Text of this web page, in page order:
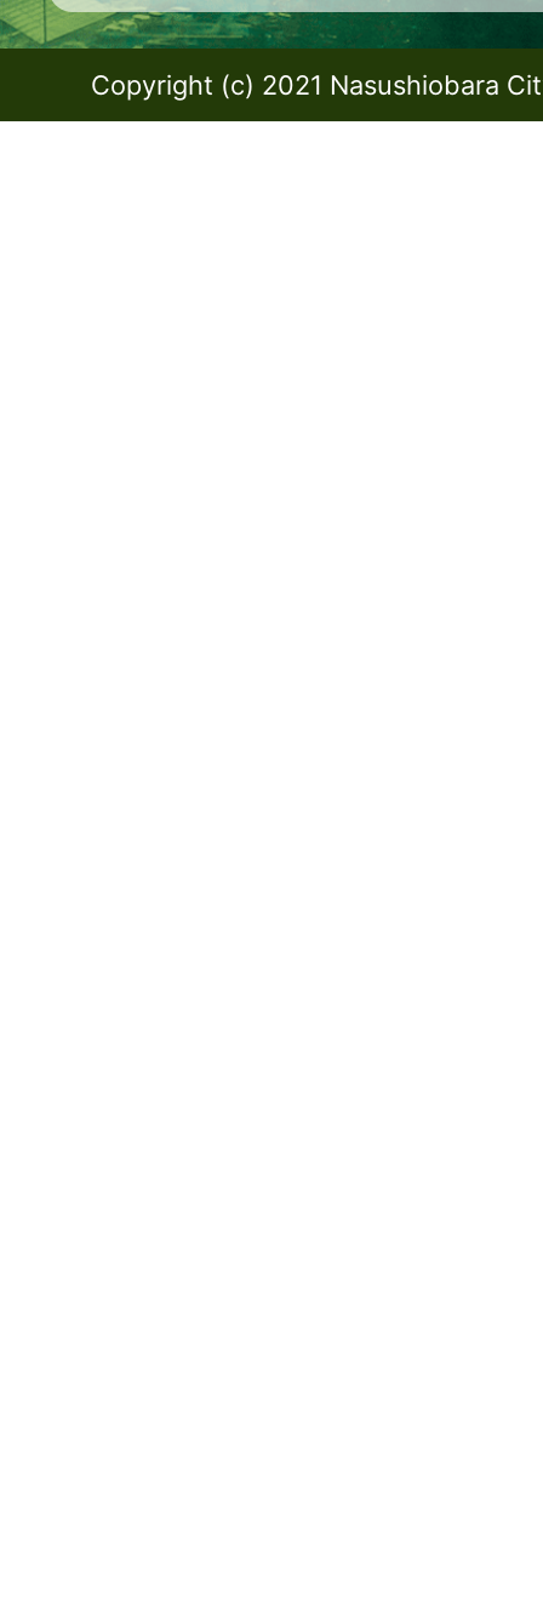
Copyright (c) 2021 Nasushiobara